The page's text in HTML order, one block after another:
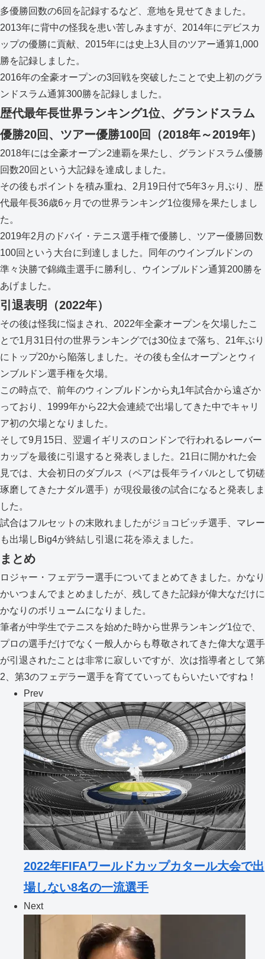
多優勝回数の6回を記録するなど、意地を見せてきました。
2013年に背中の怪我を患い苦しみますが、2014年にデビスカ
ップの優勝に貢献、2015年には史上3人目のツアー通算1,000
勝を記録しました。
2016年の全豪オープンの3回戦を突破したことで史上初のグラ
ンドスラム通算300勝を記録しました。
歴代最年長世界ランキング1位、グランドスラム
優勝20回、ツアー優勝100回（2018年～2019年）
2018年には全豪オープン2連覇を果たし、グランドスラム優勝
回数20回という大記録を達成しました。
その後もポイントを積み重ね、2月19日付で5年3ヶ月ぶり、歴
代最年長36歳6ヶ月での世界ランキング1位復帰を果たしまし
た。
2019年2月のドバイ・テニス選手権で優勝し、ツアー優勝回数
100回という大台に到達しました。同年のウインブルドンの
準々決勝で錦織圭選手に勝利し、ウインブルドン通算200勝を
あげました。
引退表明（2022年）
その後は怪我に悩まされ、2022年全豪オープンを欠場したこ
とで1月31日付の世界ランキングでは30位まで落ち、21年ぶり
にトップ20から陥落しました。その後も全仏オープンとウィ
ンブルドン選手権を欠場。
この時点で、前年のウィンブルドンから丸1年試合から遠ざか
っており、1999年から22大会連続で出場してきた中でキャリ
ア初の欠場となりました。
そして9月15日、翌週イギリスのロンドンで行われるレーバー
カップを最後に引退すると発表しました。21日に開かれた会
見では、大会初日のダブルス（ペアは長年ライバルとして切磋
琢磨してきたナダル選手）が現役最後の試合になると発表しま
した。
試合はフルセットの末敗れましたがジョコビッチ選手、マレー
も出場しBig4が終結し引退に花を添えました。
まとめ
ロジャー・フェデラー選手についてまとめてきました。かなり
かいつまんでまとめましたが、残してきた記録が偉大なだけに
かなりのボリュームになりました。
筆者が中学生でテニスを始めた時から世界ランキング1位で、
プロの選手だけでなく一般人からも尊敬されてきた偉大な選手
が引退されたことは非常に寂しいですが、次は指導者として第
2、第3のフェデラー選手を育てていってもらいたいですね！
Prev
2022年FIFAワールドカップカタール大会で出
場しない8名の一流選手
Next